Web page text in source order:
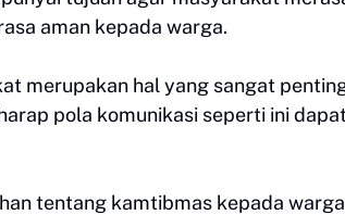
aman kepada warga.
merupakan hal yang sangat
pola komunikasi seperti ini
tentang kamtibmas kepada